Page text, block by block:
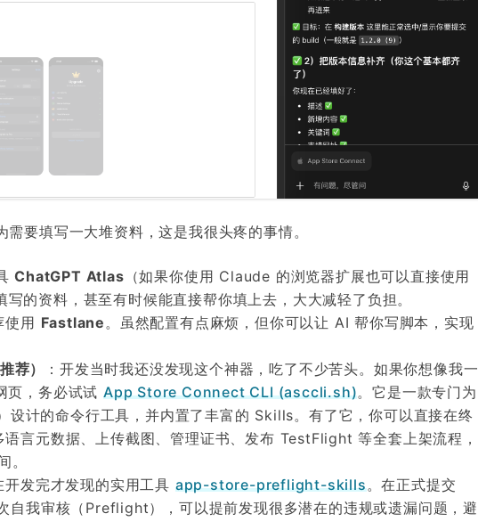
要填写一大堆资料，这是我很头疼的事情。
ChatGPT Atlas （如果你使用 Claude 的浏览器扩展也可以直接使用
的资料，甚至有时候能直接帮你填上去，大大减轻了负担。
使用 Fastlane 。虽然配置有点麻烦，但你可以让 AI 帮你写脚本，实现
荐）
：开发当时我还没发现这个神器，吃了不少苦头。如果你想像我一
页，务必试试App Store Connect CLI (asccli.sh)。它是一款专门为
计的命令行工具，并内置了丰富的 Skills。有了它，你可以直接在终
言元数据、上传截图、管理证书、发布 TestFlight 等全套上架流程，
。
开发完才发现的实用工具 app-store-preflight-skills。在正式提交
我审核（Preflight），可以提前发现很多潜在的违规或遗漏问题，避